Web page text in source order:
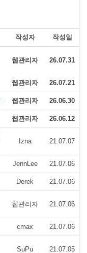
작성자 작성일
웹관리자 26.07.31
웹관리자 26.07.21
웹관리자 26.06.30
웹관리자 26.06.12
Izna 21.07.07
JennLee 21.07.06
Derek 21.07.06
웹관리자 21.07.06
cmax 21.07.06
SuPu 21.07.05